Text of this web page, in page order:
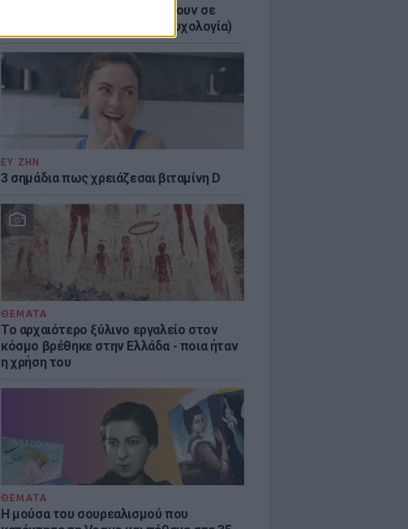
Γιατί τα κομπλιμέντα σε φέρνουν σε
δύσκολη θέση (και τι λέει η ψυχολογία)
ΕΥ ΖΗΝ
3 σημάδια πως χρειάζεσαι βιταμίνη D
ΘΕΜΑΤΑ
Το αρχαιότερο ξύλινο εργαλείο στον
κόσμο βρέθηκε στην Ελλάδα - ποια ήταν
η χρήση του
ΘΕΜΑΤΑ
Η μούσα του σουρεαλισμού που